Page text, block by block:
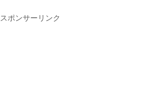
スポンサーリンク